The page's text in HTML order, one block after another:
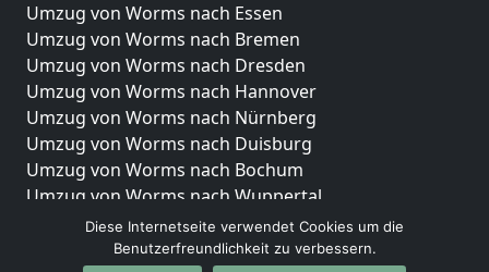
Umzug von Worms nach Essen
Umzug von Worms nach Bremen
Umzug von Worms nach Dresden
Umzug von Worms nach Hannover
Umzug von Worms nach Nürnberg
Umzug von Worms nach Duisburg
Umzug von Worms nach Bochum
Umzug von Worms nach Wuppertal
Umzug von Worms nach Bielefeld
Umzug von Worms nach Bonn
Diese Internetseite verwendet Cookies um die
Benutzerfreundlichkeit zu verbessern.